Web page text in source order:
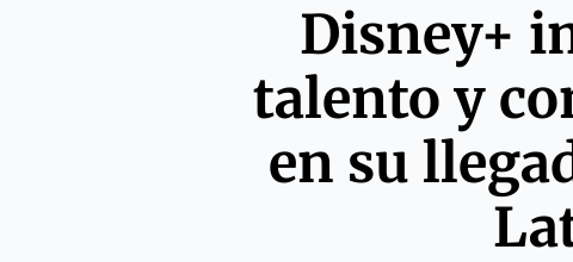
Disney+
talento y
en su